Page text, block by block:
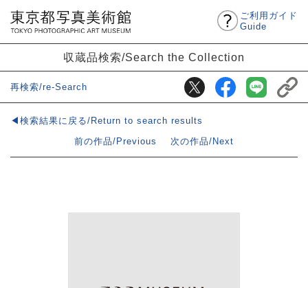
ご利用ガイド
Guide
収蔵品検索/Search the Collection
再検索/re-Search
◀検索結果に戻る/Return to search results
前の作品/Previous
次の作品/Next